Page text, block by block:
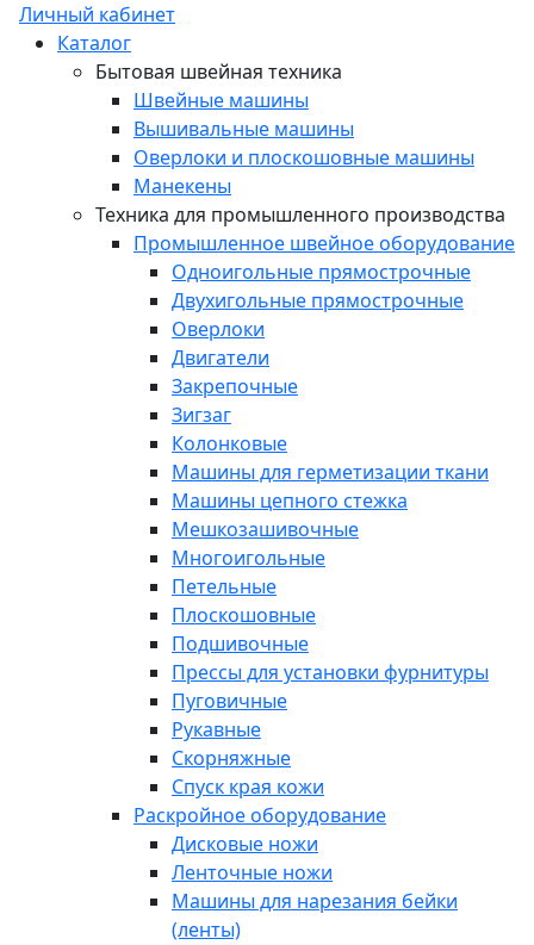
Личный кабинет
Каталог
Бытовая швейная техника
Швейные машины
Вышивальные машины
Оверлоки и плоскошовные машины
Манекены
Техника для промышленного производства
Промышленное швейное оборудование
Одноигольные прямострочные
Двухигольные прямострочные
Оверлоки
Двигатели
Закрепочные
Зигзаг
Колонковые
Машины для герметизации ткани
Машины цепного стежка
Мешкозашивочные
Многоигольные
Петельные
Плоскошовные
Подшивочные
Прессы для установки фурнитуры
Пуговичные
Рукавные
Скорняжные
Спуск края кожи
Раскройное оборудование
Дисковые ножи
Ленточные ножи
Машины для нарезания бейки
(ленты)